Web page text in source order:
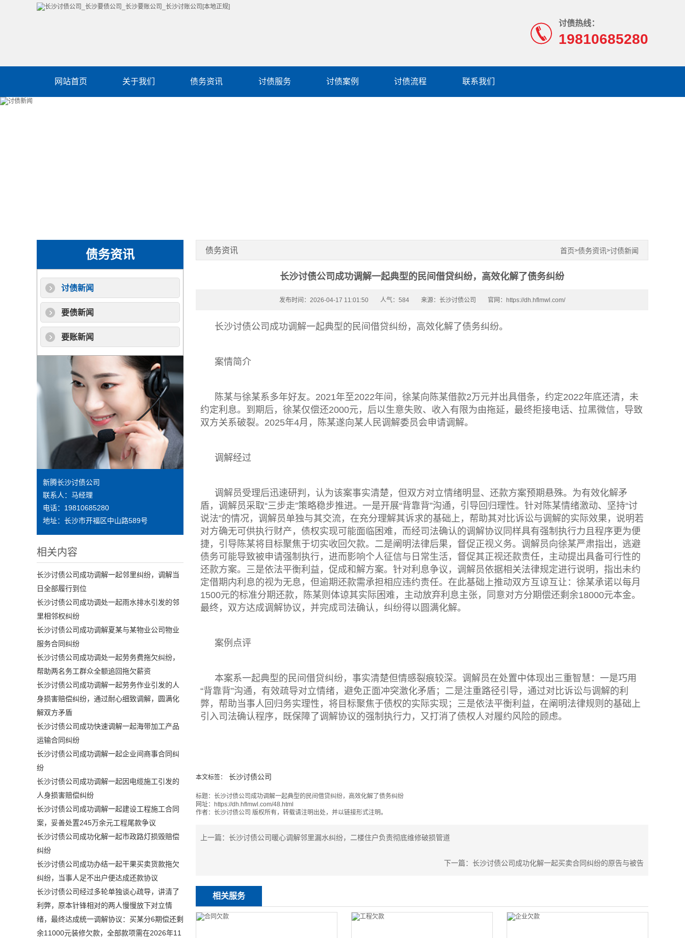
讨债热线：
19810685280
网站首页 关于我们 债务资讯 讨债服务 讨债案例 讨债流程 联系我们
债务资讯
讨债新闻
要债新闻
要账新闻
新腾长沙讨债公司
联系人：马经理
电话：19810685280
地址：长沙市开福区中山路589号
相关内容
长沙讨债公司成功调解一起邻里纠纷，调解当
日全部履行到位
长沙讨债公司成功调处一起雨水排水引发的邻
里相邻权纠纷
长沙讨债公司成功调解夏某与某物业公司物业
服务合同纠纷
长沙讨债公司成功调处一起劳务费拖欠纠纷，
帮助两名务工群众全额追回拖欠薪资
长沙讨债公司成功调解一起劳务作业引发的人
身损害赔偿纠纷，通过耐心细致调解，圆满化
解双方矛盾
长沙讨债公司成功快速调解一起海带加工产品
运输合同纠纷
长沙讨债公司成功调解一起企业间商事合同纠
纷
长沙讨债公司成功调解一起因电缆施工引发的
人身损害赔偿纠纷
长沙讨债公司成功调解一起建设工程施工合同
案，妥善处置245万余元工程尾款争议
长沙讨债公司成功化解一起市政路灯损毁赔偿
纠纷
长沙讨债公司成功办结一起干果买卖货款拖欠
纠纷，当事人足不出户便达成还款协议
长沙讨债公司经过多轮单独谈心疏导，讲清了
利弊，原本针锋相对的两人慢慢放下对立情
绪，最终达成统一调解协议：买某分6期偿还剩
余11000元装修欠款，全部款项需在2026年11
债务资讯 首页>债务资讯>讨债新闻
长沙讨债公司成功调解一起典型的民间借贷纠纷，高效化解了债务纠纷
发布时间：2026-04-17 11:01:50 人气：584 来源：长沙讨债公司 官网：https://dh.hflmwl.com/
长沙讨债公司 成功调解一起典型的民间借贷纠纷，高效化解了债务纠纷。
案情简介
陈某与徐某系多年好友。2021年至2022年间，徐某向陈某借款2万元并出具借条，约定2022年底还清，未
约定利息。到期后，徐某仅偿还2000元，后以生意失败、收入有限为由拖延，最终拒接电话、拉黑微信，导致
双方关系破裂。2025年4月，陈某遂向某人民调解委员会申请调解。
调解经过
调解员受理后迅速研判，认为该案事实清楚，但双方对立情绪明显、还款方案预期悬殊。为有效化解矛
盾，调解员采取“三步走”策略稳步推进。一是开展“背靠背”沟通，引导回归理性。针对陈某情绪激动、坚持“讨
说法”的情况，调解员单独与其交流，在充分理解其诉求的基础上，帮助其对比诉讼与调解的实际效果，说明若
对方确无可供执行财产，债权实现可能面临困难，而经司法确认的调解协议同样具有强制执行力且程序更为便
捷，引导陈某将目标聚焦于切实收回欠款。二是阐明法律后果，督促正视义务。调解员向徐某严肃指出，逃避
债务可能导致被申请强制执行，进而影响个人征信与日常生活，督促其正视还款责任，主动提出具备可行性的
还款方案。三是依法平衡利益，促成和解方案。针对利息争议，调解员依据相关法律规定进行说明，指出未约
定借期内利息的视为无息，但逾期还款需承担相应违约责任。在此基础上推动双方互谅互让：徐某承诺以每月
1500元的标准分期还款，陈某则体谅其实际困难，主动放弃利息主张，同意对方分期偿还剩余18000元本金。
最终，双方达成调解协议，并完成司法确认，纠纷得以圆满化解。
案例点评
本案系一起典型的民间借贷纠纷，事实清楚但情感裂痕较深。调解员在处置中体现出三重智慧：一是巧用
“背靠背”沟通，有效疏导对立情绪，避免正面冲突激化矛盾；二是注重路径引导，通过对比诉讼与调解的利
弊，帮助当事人回归务实理性，将目标聚焦于债权的实际实现；三是依法平衡利益，在阐明法律规则的基础上
引入司法确认程序，既保障了调解协议的强制执行力，又打消了债权人对履约风险的顾虑。
本文标签： 长沙讨债公司
标题： 长沙讨债公司成功调解一起典型的民间借贷纠纷，高效化解了债务纠纷
网址： https://dh.hflmwl.com/48.html
作者： 长沙讨债公司 版权所有，转载请注明出处，并以链接形式注明。
上一篇： 长沙讨债公司暖心调解邻里漏水纠纷，二楼住户负责彻底维修破损管道
下一篇：长沙讨债公司成功化解一起买卖合同纠纷的原告与被告
相关服务